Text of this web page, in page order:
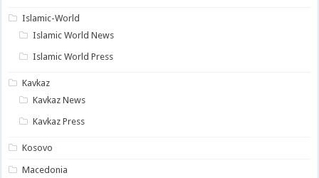
Islamic-World
Islamic World News
Islamic World Press
Kavkaz
Kavkaz News
Kavkaz Press
Kosovo
Macedonia